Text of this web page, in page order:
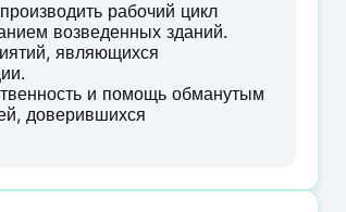
рабочий цикл
возведенных зданий.
являющихся
и помощь обманутым
доверившихся